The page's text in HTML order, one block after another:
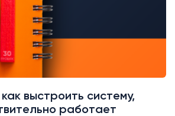
выстроить систему,
работает